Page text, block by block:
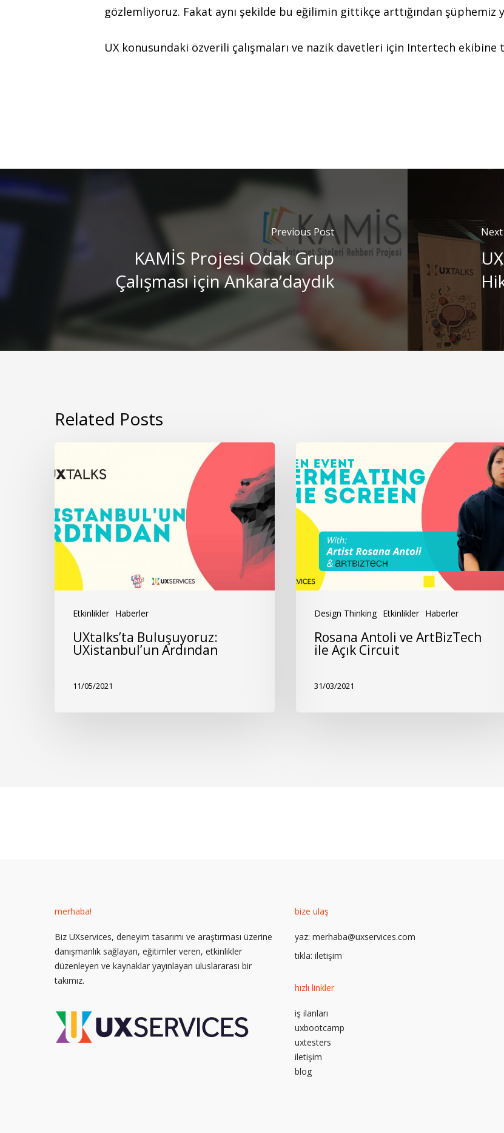
gözlemliyoruz. Fakat aynı şekilde bu eğilimin gittikçe arttığından şüphemiz
UX konusundaki özverili çalışmaları ve nazik davetleri için Intertech ekibine
Previous Post
KAMİS Projesi Odak Grup
Çalışması için Ankara’daydık
Related Posts
Etkinlikler Haberler
Buluşuyoruz:
Ardından
UXtalks’ta Buluşuyoruz:
UXistanbul’un Ardından
11/05/2021
Design Thinking Etkinlikler Haberler
Antoli
ve
ArtBizTech
Circuit
Rosana Antoli ve ArtBizTech
ile Açık Circuit
31/03/2021
merhaba!
Biz UXservices, deneyim tasarımı ve araştırması üzerine
danışmanlık sağlayan, eğitimler veren, etkinlikler
düzenleyen ve kaynaklar yayınlayan uluslararası bir
takımız.
bize ulaş
yaz: merhaba@uxservices.com
tıkla: iletişim
hızlı linkler
iş ilanları
uxbootcamp
uxtesters
iletişim
blog